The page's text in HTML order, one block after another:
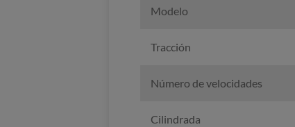
Modelo
Tracción
Número de velocidades
Cilindrada